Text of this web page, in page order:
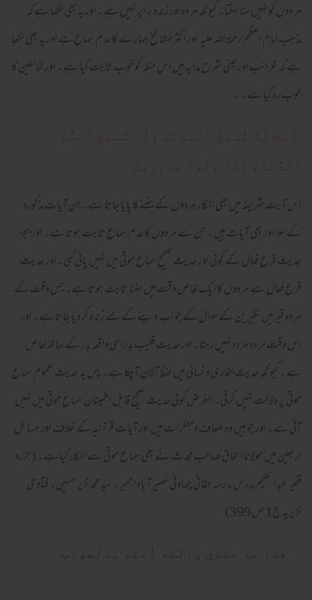
مردوں کو نہیں سنا سکتا۔ کیونکہ مردہ اور زندہ برابر نہیں ہے۔ اور یہ بھی لکھا ہے کہ
مذہب امام اعظم رحمۃ اللہ علیہ اور اکثرمشائخ ہمارے کا عدم سماع ہے اور یہ بھی لکھا
ہے کہ غرائب اور عینی شرح ہدایہ میں اس مئلہ کو خوب ثابت کیا ہے۔ اور مخالفین کا
خوب رد کیا ہے۔ ۔
إِنَّكَ لَا تُسْمِعُ الْمَوْتَىٰ وَلَا تُسْمِعُ الصُّمَّ
الدُّعَاءَ إِذَا وَلَّوْا مُدْبِرِينَ
اس آیت شریفہ میں بھی انکار مردوں کے سننے کا پایا جاتا ہے۔ ان آیات مذکورہ
کے سوا اور بھی آیات ہیں۔ جن سے مردوں کا عدم سماع ثابت ہوتا ہے۔ اور بجز
حدیث قرع فعال کے کوئی اور حدیث صحیح سماع موتیٰ میں نہیں پائی گئی۔ اور حدیث
قرع فعال سے مردوں کا ایک خاص وقت میں سننا ثابت ہوتا ہے۔ جس وقت کے
مردہ قبر میں نکیرین کے سوال کے جواب دینے کےلئے زندہ کردیا جاتا ہے۔ اور
اس وقت مردہ مردہ نہیں رہتا۔ اور حدیث قلیب بدراسی واقعہ بدر کے ساتھ خاص
ہے۔ کیونکہ حدیث بخاری ونسائی میں لفظ آلان آچکا ہے۔ پس یہ حدیث عموم سماع
موتیٰ پر دلالت نہیں کرتی۔ الغرض کوئی حدیث صحیح قابل اطمینان سماع موتیٰ میں نہیں
آئی ہے۔ اور جو ہیں وہ ضعاف ومنکرات ہیں اور آیات قرآنیہ کے خلاف اور مسائل
اربعین میں مولانا اسحاق صاحب محدث نے بھی سماع موتیٰ سے انکار کیا ہے۔ (حررہ
فقیر عبدا لحکیم مدرس مدرسہ حقانی چھاونی نصیر آباد اجمیر۔ سید محمد نزیر حسین۔ فتاویٰ
نزیریہ ج1 ص 399)
ھذا ما عندي والله أعلم بالصواب